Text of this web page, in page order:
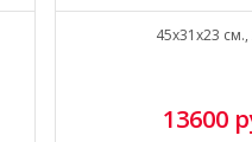
45x31x23 см.,
13600